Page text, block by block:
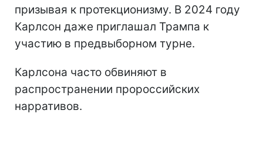
призывая к протекционизму. В 2024 году
Карлсон даже приглашал Трампа к
участию в предвыборном турне.
Карлсона часто обвиняют в
распространении пророссийских
нарративов.